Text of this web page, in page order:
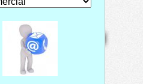
2026
à jour le
08/2026
par